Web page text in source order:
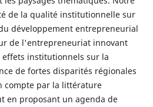
de la qualité institutionnelle sur
développement entrepreneurial
de l'entrepreneuriat innovant
institutionnels sur la
de fortes disparités régionales
compte par la littérature
en proposant un agenda de